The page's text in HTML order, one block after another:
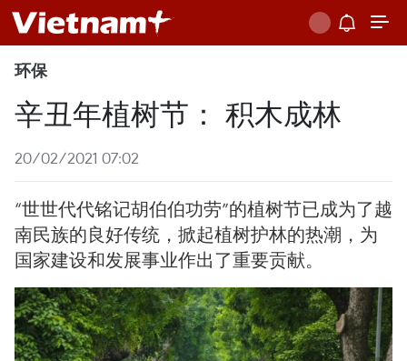
环保
辛丑年植树节： 积木成林
20/02/2021 07:02
“世世代代铭记胡伯伯功劳”的植树节已成为了越
南民族的良好传统，掀起植树护林的热潮，为
国家建设和发展事业作出了重要贡献。